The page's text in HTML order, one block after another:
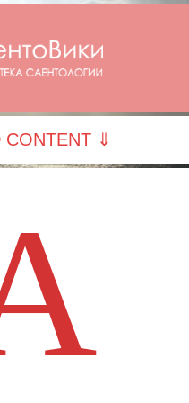
CONTENT ⇓